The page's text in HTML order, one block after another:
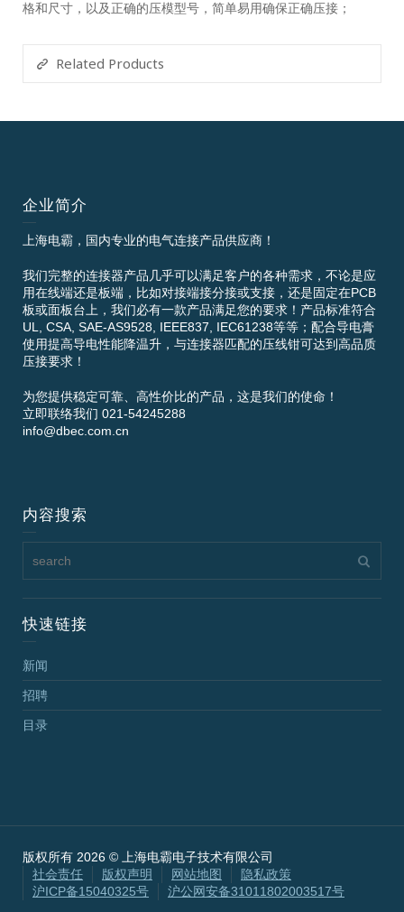
格和尺寸，以及正确的压模型号，简单易用确保正确压接；
Related Products
企业简介
上海电霸，国内专业的电气连接产品供应商！
我们完整的连接器产品几乎可以满足客户的各种需求，不论是应
用在线端还是板端，比如对接端接分接或支接，还是固定在PCB
板或面板台上，我们必有一款产品满足您的要求！产品标准符合
UL, CSA, SAE-AS9528, IEEE837, IEC61238等等；配合导电膏
使用提高导电性能降温升，与连接器匹配的压线钳可达到高品质
压接要求！
为您提供稳定可靠、高性价比的产品，这是我们的使命！
立即联络我们 021-54245288
info@dbec.com.cn
内容搜索
快速链接
新闻
招聘
目录
版权所有 2026 © 上海电霸电子技术有限公司
社会责任
版权声明 网站地图
隐私政策
沪ICP备15040325号
沪公网安备31011802003517号